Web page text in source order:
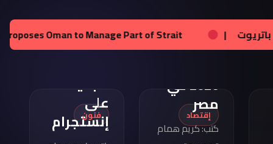
زيلينسكي يحصل على تراخيص لإنتاج صواريخ باتريوت|
إقتصاد
مواصفات
كوبرا
2026 في
مصر
كتب: كريم همام
فنون
هجرس
يشارك
الجديدة
على
إنستجرام